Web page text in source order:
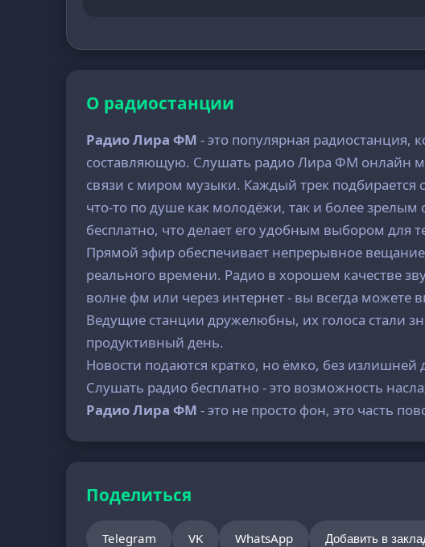
О радиостанции
Радио Лира ФМ - это популярная
составляющую. Слушать радио Лира ФМ онлайн
связи с миром музыки. Каждый трек подбирается
что-то по душе как молодёжи, так и более
бесплатно, что делает его удобным выбором для
Прямой эфир обеспечивает непрерывное
реального времени. Радио в хорошем качестве
волне фм или через интернет - вы всегда
Ведущие станции дружелюбны, их голоса стали
продуктивный день.
Новости подаются кратко, но ёмко, без
Слушать радио бесплатно - это возможность
Радио Лира ФМ - это не просто фон, это часть
Поделиться
Telegram VK WhatsApp Добавить в